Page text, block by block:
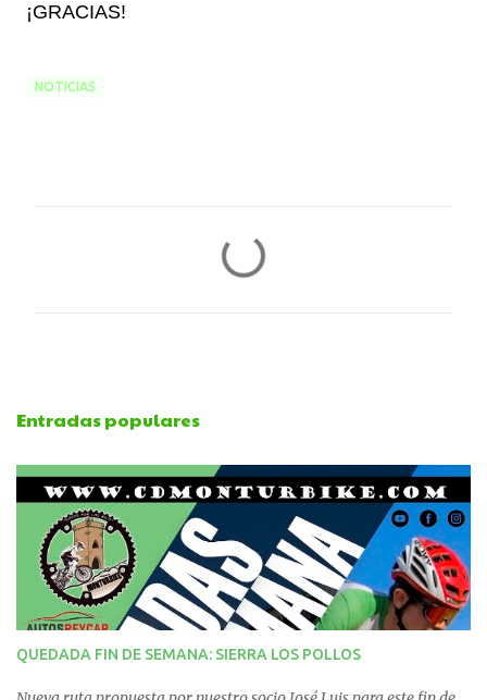
¡GRACIAS!
NOTICIAS
t
a
r
i
o
Entradas populares
QUEDADA FIN DE SEMANA: SIERRA LOS POLLOS